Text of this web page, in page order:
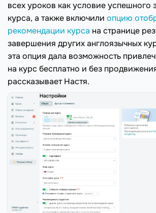
всех уроков как условие успешного
курса, а также включили опцию
рекомендации курса на странице
завершения других англоязычных
эта опция дала возможность
на курс бесплатно и без
рассказывает Настя.